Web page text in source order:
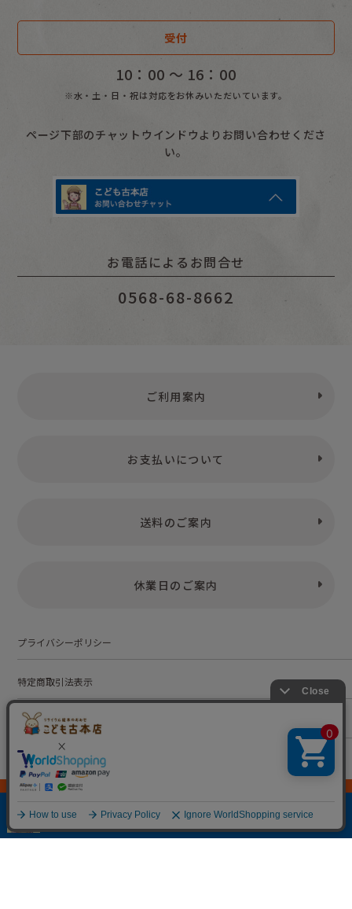
受付
10：00 〜 16：00
※水・土・日・祝は対応をお休みいただいています。
ページ下部のチャットウインドウよりお問い合わせくださ
い。
お電話によるお問合せ
0568-68-8662
ご利用案内
お支払いについて
送料のご案内
休業日のご案内
プライバシーポリシー
特定商取引法表示
お問い合わせ
© Kodomofuruhonten. all rights reserved.